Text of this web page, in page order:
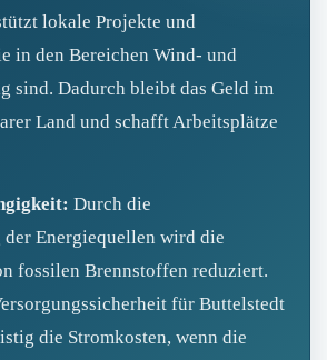
lokale Projekte und
in den Bereichen Wind- und
sind. Dadurch bleibt das Geld im
Land und schafft Arbeitsplätze
Durch die
Energiequellen wird die
fossilen Brennstoffen reduziert.
für Buttelstedt
die Stromkosten, wenn die